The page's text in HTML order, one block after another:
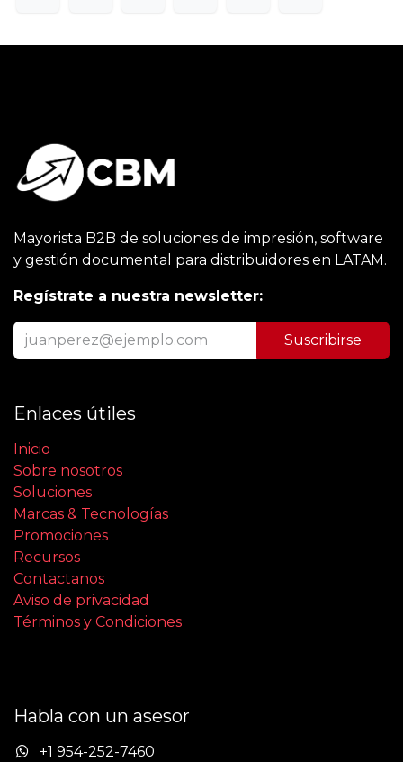
Mayorista B2B de soluciones de impresión, software
y gestión documental para distribuidores en LATAM.
Regístrate a nuestra newsletter:
Suscribirse
Enlaces útiles
Inicio
Sobre nosotros
Soluciones
Marcas & Tecnologías
Promociones
Recursos
Contactanos
Aviso de privacidad
Términos y Condiciones
Habla con un asesor
+1 954-252-7460